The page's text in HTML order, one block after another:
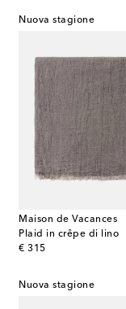
Nuova stagione
Maison de Vacances
Plaid in crêpe di lino
€ 315
original price
Nuova stagione